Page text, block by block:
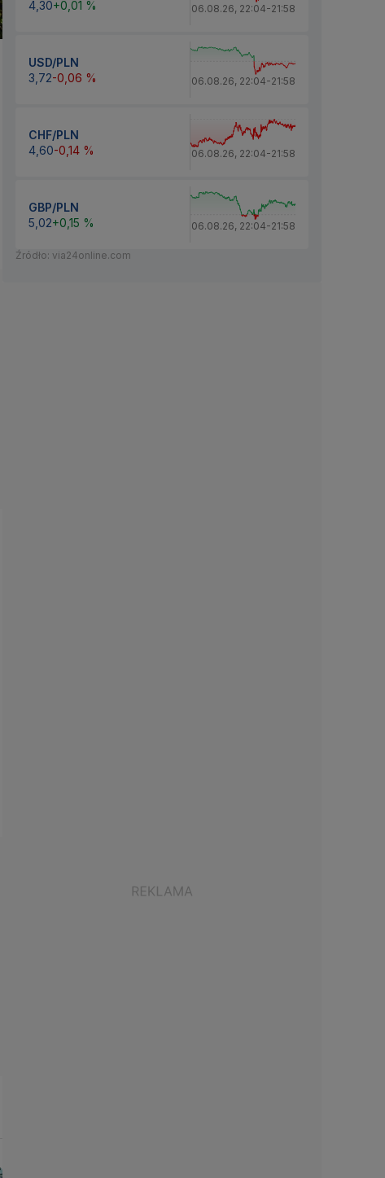
4,30+0,01 % 06.08.26, 22:04-21:58
USD/PLN
3,72-0,06 % 06.08.26, 22:04-21:58
CHF/PLN
4,60-0,14 % 06.08.26, 22:04-21:58
GBP/PLN
5,02+0,15 % 06.08.26, 22:04-21:58
Źródło: via24online.com